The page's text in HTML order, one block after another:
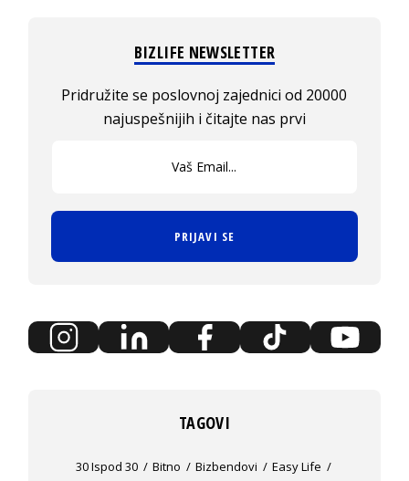
BIZLIFE NEWSLETTER
Pridružite se poslovnoj zajednici od 20000
najuspešnijih i čitajte nas prvi
PRIJAVI SE
TAGOVI
30 Ispod 30 Bitno Bizbendovi
Easy Life